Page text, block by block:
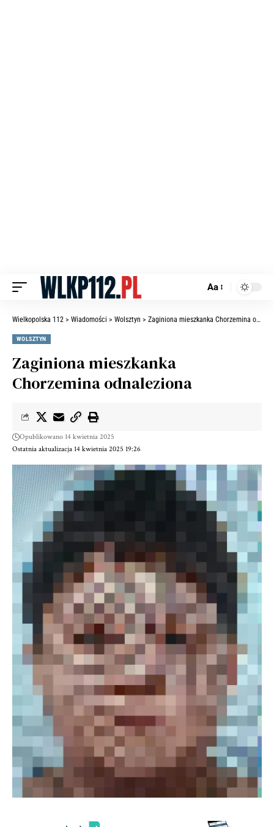
Aa
Wielkopolska 112 > Wiadomości > Wolsztyn > Zaginiona mieszkanka Chorzemina odnaleziona
WOLSZTYN
Zaginiona mieszkanka
Chorzemina odnaleziona
Ostatnia aktualizacja 14 kwietnia 2025 19:26
Opublikowano 14 kwietnia 2025